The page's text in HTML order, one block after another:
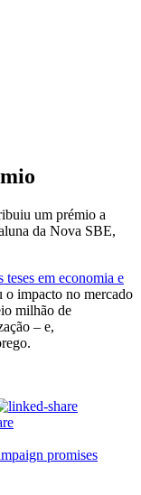
um prémio a
da Nova SBE,
teses em economia e
o impacto no mercado
milhão de
– e,
promises